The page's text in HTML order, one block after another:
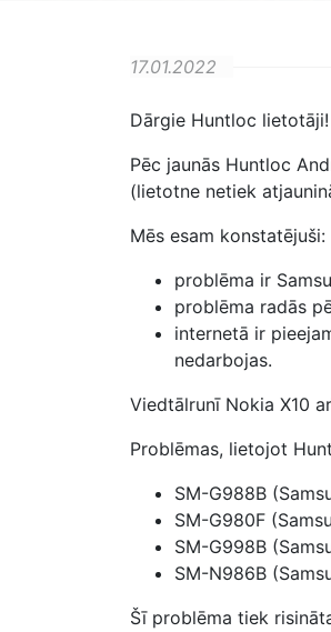
17.01.2022
Dārgie Huntloc lietotāji!
Pēc jaunās Huntloc
(lietotne netiek
Mēs esam konstatējuši:
problēma ir
problēma radās
internetā ir
nedarbojas.
Viedtālrunī Nokia X10
Problēmas, lietojot
SM-G988B
SM-G980F
SM-G998B
SM-N986B
Šī problēma tiek